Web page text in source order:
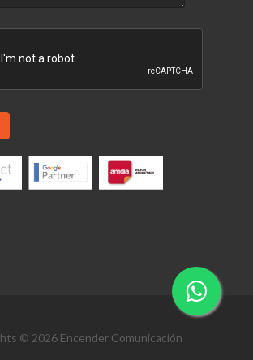
© 2026 Encender Comunicación